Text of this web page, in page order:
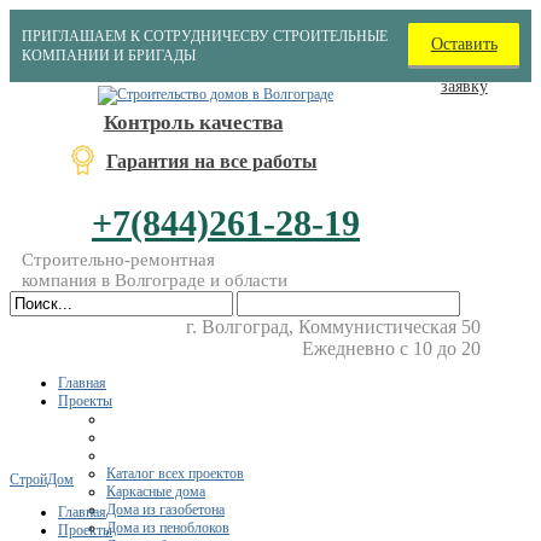
ПРИГЛАШАЕМ К СОТРУДНИЧЕСВУ СТРОИТЕЛЬНЫЕ
КОМПАНИИ И БРИГАДЫ
Оставить
заявку
Контроль качества
Гарантия на все работы
+7(844)261-28-19
Строительно-ремонтная
компания в Волгограде и области
г. Волгоград, Коммунистическая 50
Ежедневно с 10 до 20
Главная
Проекты
Каталог всех проектов
Каркасные дома
Дома из газобетона
Дома из пеноблоков
СтройДом
Главная
Проекты